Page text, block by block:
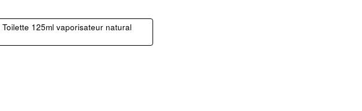
125ml vaporisateur natural